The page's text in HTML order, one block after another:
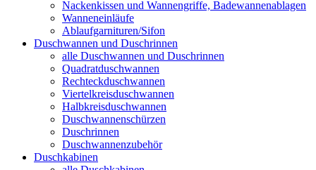
Nackenkissen und Wannengriffe, Badewannenablagen
Wanneneinläufe
Ablaufgarnituren/Sifon
Duschwannen und Duschrinnen
alle Duschwannen und Duschrinnen
Quadratduschwannen
Rechteckduschwannen
Viertelkreisduschwannen
Halbkreisduschwannen
Duschwannenschürzen
Duschrinnen
Duschwannenzubehör
Duschkabinen